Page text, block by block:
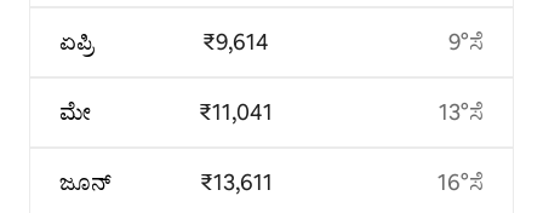
ಏಪ್ರಿ
ಮೇ
ಜೂನ್
₹9,614
₹11,041
₹13,611
9°ಸೆ
13°ಸೆ
16°ಸೆ